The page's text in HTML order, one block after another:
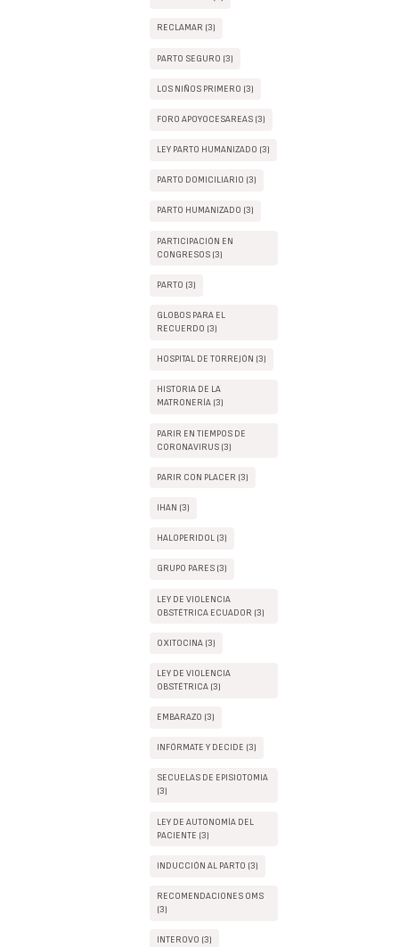
RECLAMAR (3)
PARTO SEGURO (3)
LOS NIÑOS PRIMERO (3)
FORO APOYOCESAREAS (3)
LEY PARTO HUMANIZADO (3)
PARTO DOMICILIARIO (3)
PARTO HUMANIZADO (3)
PARTICIPACIÓN EN
CONGRESOS (3)
PARTO (3)
GLOBOS PARA EL
RECUERDO (3)
HOSPITAL DE TORREJÓN (3)
HISTORIA DE LA
MATRONERÍA (3)
PARIR EN TIEMPOS DE
CORONAVIRUS (3)
PARIR CON PLACER (3)
IHAN (3)
HALOPERIDOL (3)
GRUPO PARES (3)
LEY DE VIOLENCIA
OBSTÉTRICA ECUADOR (3)
OXITOCINA (3)
LEY DE VIOLENCIA
OBSTÉTRICA (3)
EMBARAZO (3)
INFÓRMATE Y DECIDE (3)
SECUELAS DE EPISIOTOMIA
(3)
LEY DE AUTONOMÍA DEL
PACIENTE (3)
INDUCCIÓN AL PARTO (3)
RECOMENDACIONES OMS
(3)
INTEROVO (3)